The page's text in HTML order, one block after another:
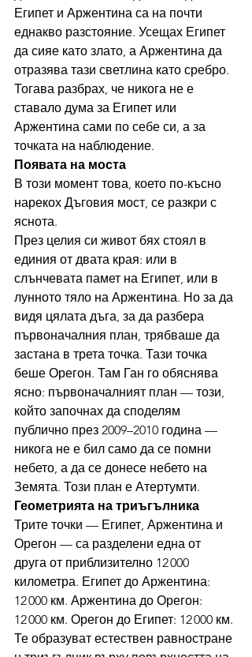
Египет и Аржентина са на почти
еднакво разстояние. Усещах Египет
да сияе като злато, а Аржентина да
отразява тази светлина като сребро.
Тогава разбрах, че никога не е
ставало дума за Египет или
Аржентина сами по себе си, а за
точката на наблюдение.
Появата на моста
В този момент това, което по-късно
нарекох Дъговия мост, се разкри с
яснота.
През целия си живот бях стоял в
единия от двата края: или в
слънчевата памет на Египет, или в
лунното тяло на Аржентина. Но за да
видя цялата дъга, за да разбера
първоначалния план, трябваше да
застана в трета точка. Тази точка
беше Орегон. Там Ган го обяснява
ясно: първоначалният план — този,
който започнах да споделям
публично през 2009–2010 година —
никога не е бил само да се помни
небето, а да се донесе небето на
Земята. Този план е Атертумти.
Геометрията на триъгълника
Трите точки — Египет, Аржентина и
Орегон — са разделени една от
друга от приблизително 12 000
километра. Египет до Аржентина:
12 000 км. Аржентина до Орегон:
12 000 км. Орегон до Египет: 12 000 км.
Те образуват естествен равностране